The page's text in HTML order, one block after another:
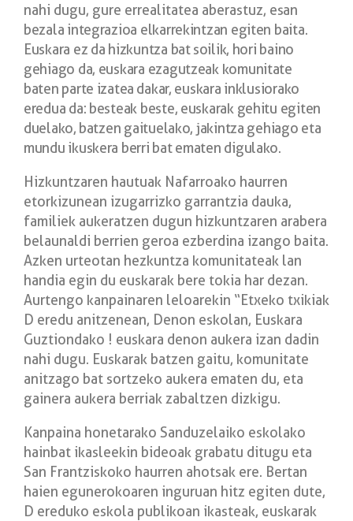
nahi dugu, gure errealitatea aberastuz, esan
bezala integrazioa elkarrekintzan egiten baita.
Euskara ez da hizkuntza batsoilik, hori baino
gehiago da, euskara ezagutzeak komunitate
baten parte izatea dakar, euskara inklusiorako
eredua da: besteak beste, euskarak gehitu egiten
duelako, batzen gaituelako, jakintza gehiago eta
mundu ikuskera berri bat ematen digulako.
Hizkuntzaren hautuak Nafarroako haurren
etorkizunean izugarrizko garrantzia dauka,
familiek aukeratzen dugun hizkuntzaren arabera
belaunaldi berrien geroa ezberdina izango baita.
Azken urteotan hezkuntza komunitateak lan
handia egin du euskarak bere tokia har dezan.
Aurtengo kanpainaren leloarekin “Etxeko txikiak
D eredu anitzenean, Denon eskolan, Euskara
Guztiondako ! euskara denon aukera izan dadin
nahi dugu. Euskarak batzen gaitu, komunitate
anitzago bat sortzeko aukera ematen du, eta
gainera aukera berriak zabaltzen dizkigu.
Kanpaina honetarako Sanduzelaiko eskolako
hainbat ikasleekin bideoak grabatu ditugu eta
San Frantziskoko haurren ahotsak ere. Bertan
haien egunerokoaren inguruan hitz egiten dute,
D ereduko eskola publikoan ikasteak, euskarak